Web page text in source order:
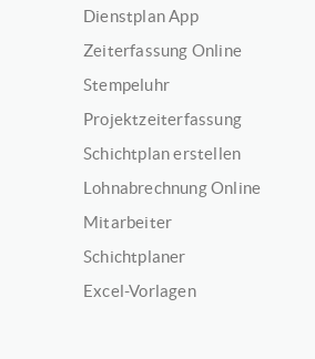
Dienstplan App
Zeiterfassung Online
Stempeluhr
Projektzeiterfassung
Schichtplan erstellen
Lohnabrechnung Online
Mitarbeiter
Schichtplaner
Excel-Vorlagen